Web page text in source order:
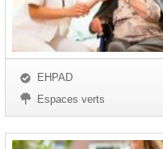
EHPAD
Espaces verts